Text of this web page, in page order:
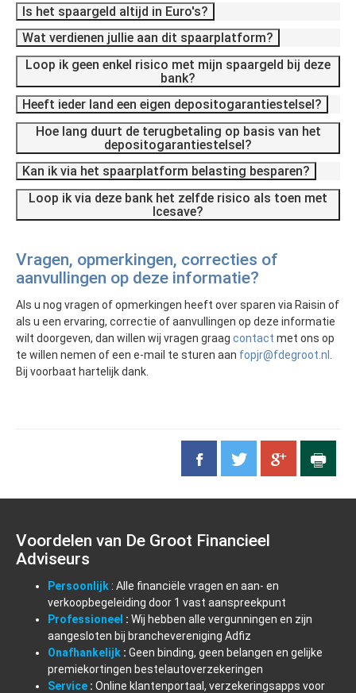
Is het spaargeld altijd in Euro's?
Wat verdienen jullie aan dit spaarplatform?
Loop ik geen enkel risico met mijn spaargeld bij deze
bank?
Heeft ieder land een eigen depositogarantiestelsel?
Hoe lang duurt de terugbetaling op basis van het
depositogarantiestelsel?
Kan ik via het spaarplatform belasting besparen?
Loop ik via deze bank het zelfde risico als toen met
Icesave?
Vragen, opmerkingen, correcties of
aanvullingen op deze informatie?
Als u nog vragen of opmerkingen heeft over sparen via Raisin of
als u een ervaring, correctie of aanvullingen op deze informatie
wilt doorgeven, dan willen wij vragen graag contact met ons op
te willen nemen of een e-mail te sturen aan fopjr@fdegroot.nl
Bij voorbaat hartelijk dank.
Voordelen van De Groot Financieel
Adviseurs
Persoonlijk : Alle financiële vragen en aan- en
verkoopbegeleiding door 1 vast aanspreekpunt
Professioneel : Wij hebben alle vergunningen en zijn
aangesloten bij branchevereniging Adfiz
Onafhankelijk : Geen binding, geen belangen en gelijke
premiekortingen bestelautoverzekeringen
Service : Online klantenportaal, verzekeringsapps voor